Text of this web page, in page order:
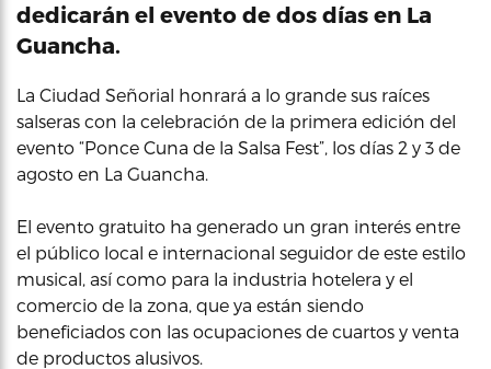
dedicarán el evento de dos días en La
Guancha.
La Ciudad Señorial honrará a lo grande sus raíces
salseras con la celebración de la primera edición del
evento “Ponce Cuna de la Salsa Fest”, los días 2 y 3 de
agosto en La Guancha.
El evento gratuito ha generado un gran interés entre
el público local e internacional seguidor de este estilo
musical, así como para la industria hotelera y el
comercio de la zona, que ya están siendo
beneficiados con las ocupaciones de cuartos y venta
de productos alusivos.